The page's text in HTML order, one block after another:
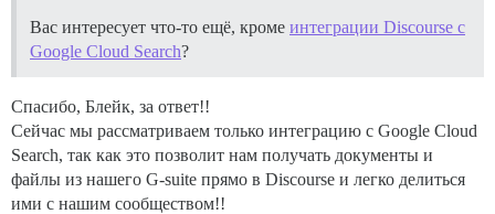
Вас интересует что-то ещё, кроме интеграции Discourse с
Google Cloud Search?
Спасибо, Блейк, за ответ!!
Сейчас мы рассматриваем только интеграцию с Google Cloud
Search, так как это позволит нам получать документы и
файлы из нашего G-suite прямо в Discourse и легко делиться
ими с нашим сообществом!!